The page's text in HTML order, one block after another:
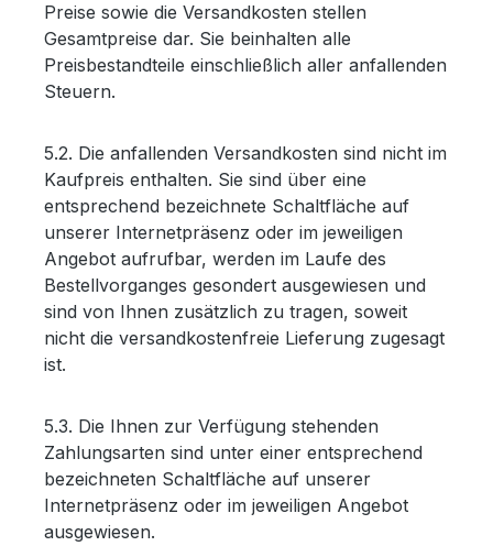
Preise sowie die Versandkosten stellen
Gesamtpreise dar. Sie beinhalten alle
Preisbestandteile einschließlich aller anfallenden
Steuern.
5.2. Die anfallenden Versandkosten sind nicht im
Kaufpreis enthalten. Sie sind über eine
entsprechend bezeichnete Schaltfläche auf
unserer Internetpräsenz oder im jeweiligen
Angebot aufrufbar, werden im Laufe des
Bestellvorganges gesondert ausgewiesen und
sind von Ihnen zusätzlich zu tragen, soweit
nicht die versandkostenfreie Lieferung zugesagt
ist.
5.3. Die Ihnen zur Verfügung stehenden
Zahlungsarten sind unter einer entsprechend
bezeichneten Schaltfläche auf unserer
Internetpräsenz oder im jeweiligen Angebot
ausgewiesen.